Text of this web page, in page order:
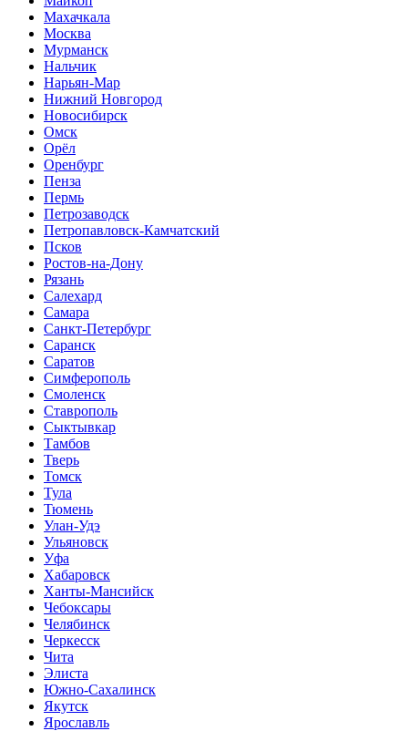
Махачкала
Москва
Мурманск
Нальчик
Нарьян-Мар
Нижний Новгород
Новосибирск
Омск
Орёл
Оренбург
Пенза
Пермь
Петрозаводск
Петропавловск-Камчатский
Псков
Ростов-на-Дону
Рязань
Салехард
Самара
Санкт-Петербург
Саранск
Саратов
Симферополь
Смоленск
Ставрополь
Сыктывкар
Тамбов
Тверь
Томск
Тула
Тюмень
Улан-Удэ
Ульяновск
Уфа
Хабаровск
Ханты-Мансийск
Чебоксары
Челябинск
Черкесск
Чита
Элиста
Южно-Сахалинск
Якутск
Ярославль